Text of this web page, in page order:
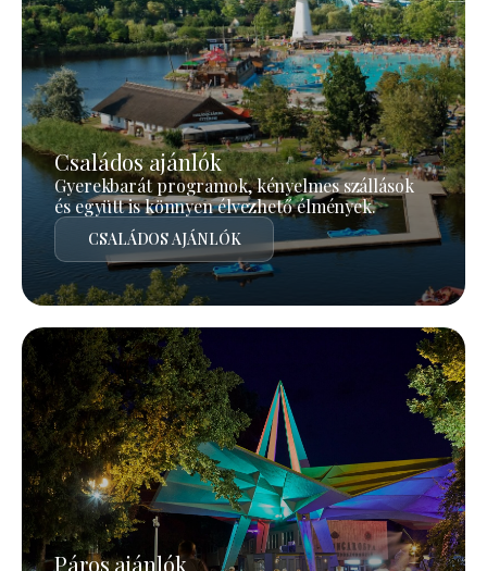
Családos ajánlók
Gyerekbarát programok, kényelmes szállások
és együtt is könnyen élvezhető élmények.
CSALÁDOS AJÁNLÓK
Páros ajánlók